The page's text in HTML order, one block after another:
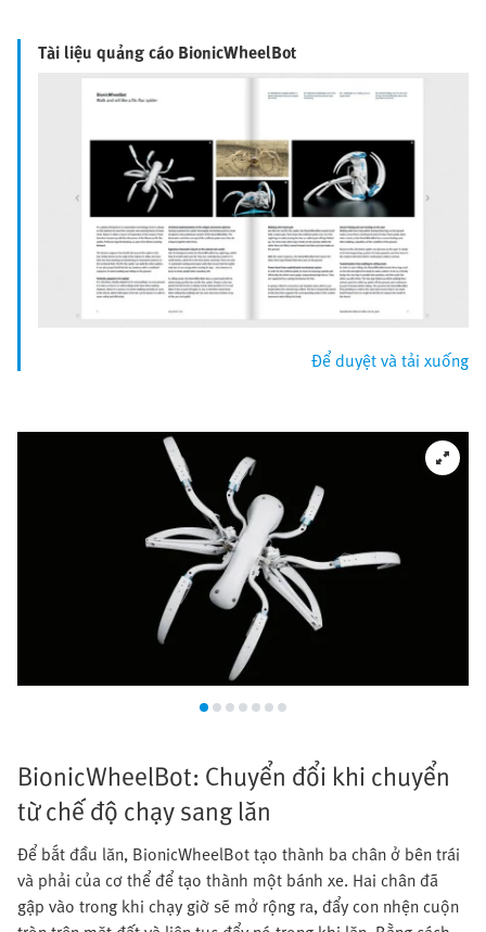
Tài liệu quảng cáo BionicWheelBot
Để duyệt và tải xuống
BionicWheelBot: Chuyển đổi khi chuyển
từ chế độ chạy sang lăn
Để bắt đầu lăn, BionicWheelBot tạo thành ba chân ở bên trái
và phải của cơ thể để tạo thành một bánh xe. Hai chân đã
gập vào trong khi chạy giờ sẽ mở rộng ra, đẩy con nhện cuộn